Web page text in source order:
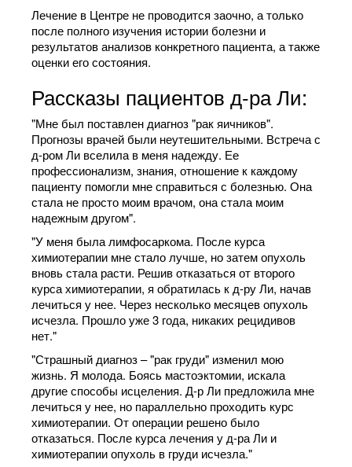
Лечение в Центре не проводится заочно, а только
после полного изучения истории болезни и
результатов анализов конкретного пациента, а также
оценки его состояния.
Рассказы пациентов д-ра Ли:
"Мне был поставлен диагноз "рак яичников".
Прогнозы врачей были неутешительными. Встреча с
д-ром Ли вселила в меня надежду. Ее
профессионализм, знания, отношение к каждому
пациенту помогли мне справиться с болезнью. Она
стала не просто моим врачом, она стала моим
надежным другом".
"У меня была лимфосаркома. После курса
химиотерапии мне стало лучше, но затем опухоль
вновь стала расти. Решив отказаться от второго
курса химиотерапии, я обратилась к д-ру Ли, начав
лечиться у нее. Через несколько месяцев опухоль
исчезла. Прошло уже 3 года, никаких рецидивов
нет."
"Страшный диагноз – "рак груди" изменил мою
жизнь. Я молода. Боясь мастоэктомии, искала
другие способы исцеления. Д-р Ли предложила мне
лечиться у нее, но параллельно проходить курс
химиотерапии. От операции решено было
отказаться. После курса лечения у д-ра Ли и
химиотерапии опухоль в груди исчезла."